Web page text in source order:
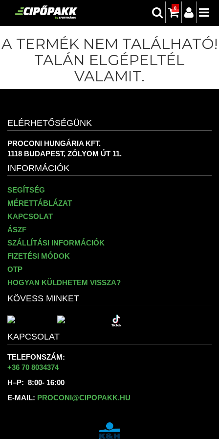
0
A TERMÉK NEM TALÁLHATÓ!
TALÁN ELGÉPELTÉL
VALAMIT.
ELÉRHETŐSÉGÜNK
PROCONI HUNGÁRIA KFT.
1118 BUDAPEST, ZÓLYOM ÚT 11.
INFORMÁCIÓK
SEGÍTSÉG
MÉRETTÁBLÁZAT
KAPCSOLAT
ÁSZF
SZÁLLÍTÁSI INFORMÁCIÓK
FIZETÉSI MÓDOK
OTP
HOGYAN KÜLDHETEM VISSZA?
KÖVESS MINKET
KAPCSOLAT
TELEFONSZÁM:
+36 70 8034374
H–P: 8:00- 16:00
E-MAIL: PROCONI@CIPOPAKK.HU